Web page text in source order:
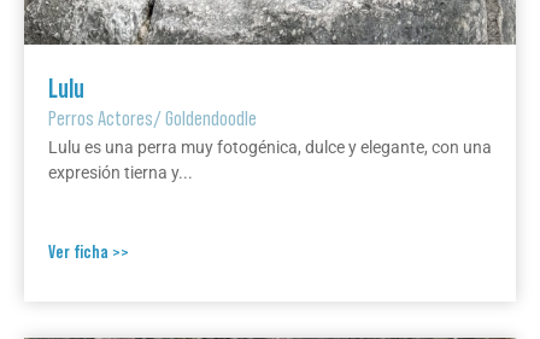
Lulu
Perros Actores/Goldendoodle
Lulu es una perra muy fotogénica, dulce y elegante, con una
expresión tierna y...
Ver ficha >>